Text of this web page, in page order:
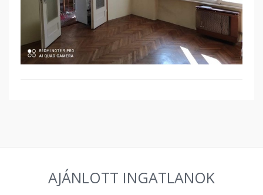
AJÁNLOTT INGATLANOK